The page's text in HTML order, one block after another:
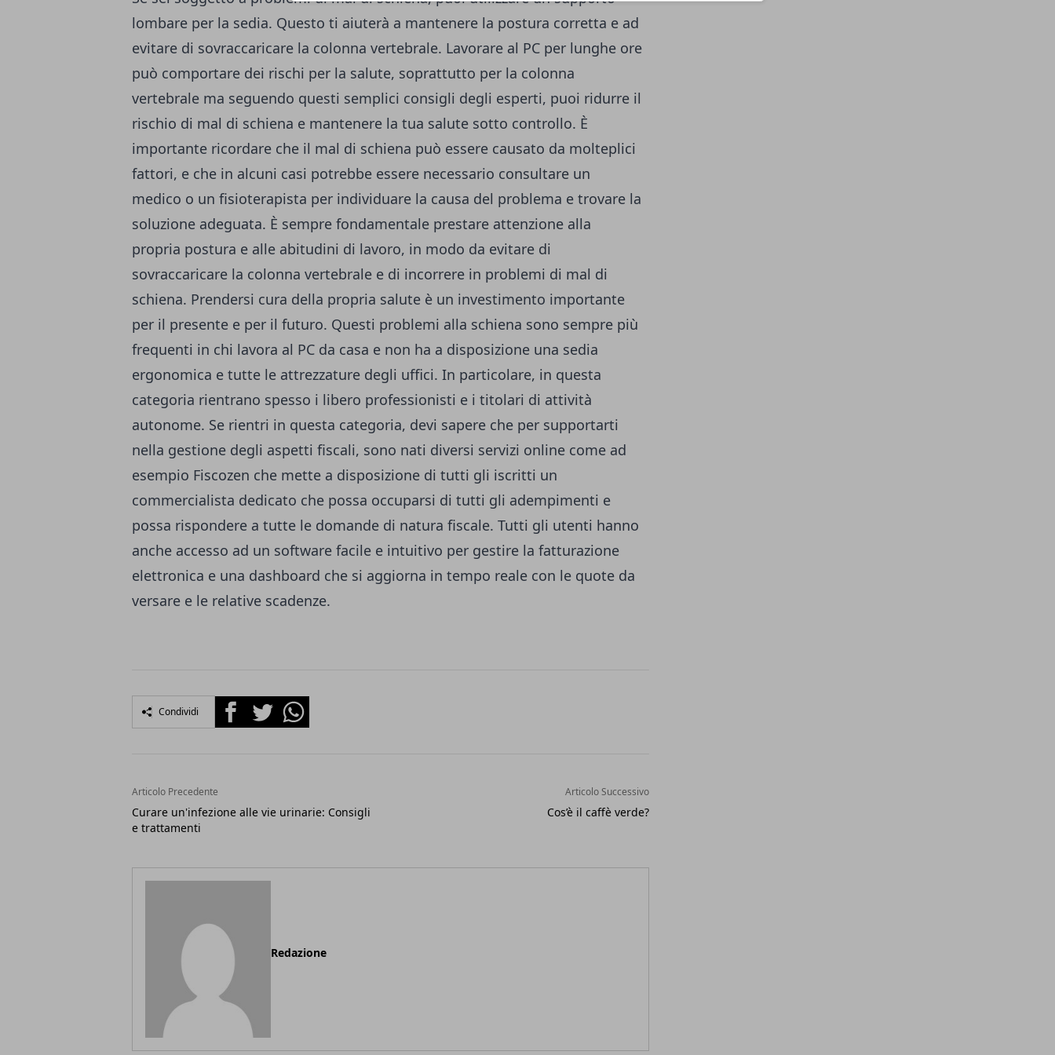
lombare per la sedia. Questo ti aiuterà a mantenere la postura corretta e ad
evitare di sovraccaricare la colonna vertebrale. Lavorare al PC per lunghe ore
può comportare dei rischi per la salute, soprattutto per la colonna
vertebrale ma seguendo questi semplici consigli degli esperti, puoi ridurre il
rischio di mal di schiena e mantenere la tua salute sotto controllo. È
importante ricordare che il mal di schiena può essere causato da molteplici
fattori, e che in alcuni casi potrebbe essere necessario consultare un
medico o un fisioterapista per individuare la causa del problema e trovare la
soluzione adeguata. È sempre fondamentale prestare attenzione alla
propria postura e alle abitudini di lavoro, in modo da evitare di
sovraccaricare la colonna vertebrale e di incorrere in problemi di mal di
schiena. Prendersi cura della propria salute è un investimento importante
per il presente e per il futuro. Questi problemi alla schiena sono sempre più
frequenti in chi lavora al PC da casa e non ha a disposizione una sedia
ergonomica e tutte le attrezzature degli uffici. In particolare, in questa
categoria rientrano spesso i libero professionisti e i titolari di attività
autonome. Se rientri in questa categoria, devi sapere che per supportarti
nella gestione degli aspetti fiscali, sono nati diversi servizi online come ad
esempio Fiscozen che mette a disposizione di tutti gli iscritti un
commercialista dedicato che possa occuparsi di tutti gli adempimenti e
possa rispondere a tutte le domande di natura fiscale. Tutti gli utenti hanno
anche accesso ad un software facile e intuitivo per gestire la fatturazione
elettronica e una dashboard che si aggiorna in tempo reale con le quote da
versare e le relative scadenze.
Condividi FacebookTwitterWhatsapp
Articolo Precedente
Curare un'infezione alle vie urinarie: Consigli
e trattamenti
Articolo Successivo
Cos’è il caffè verde?
Redazione